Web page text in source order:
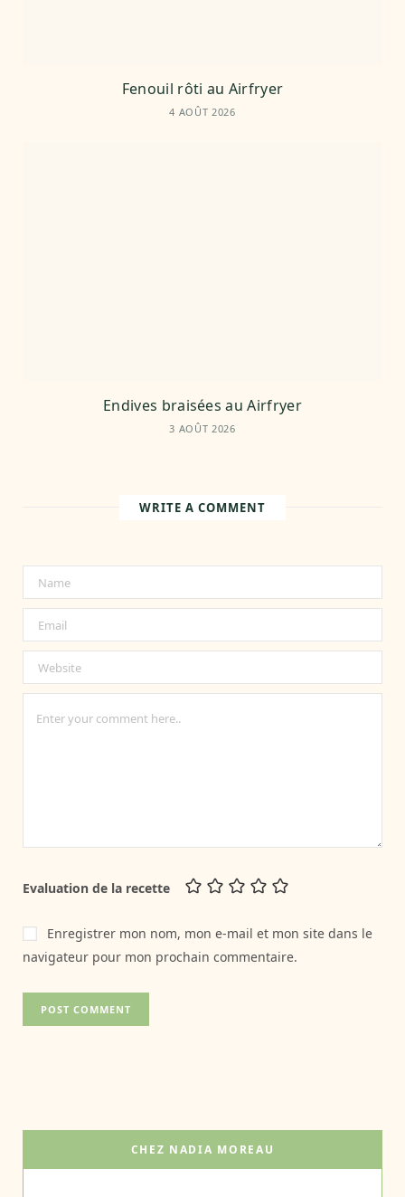
Fenouil rôti au Airfryer
4 AOÛT 2026
Endives braisées au Airfryer
3 AOÛT 2026
WRITE A COMMENT
Evaluation de la recette
Enregistrer mon nom, mon e-mail et mon site dans le
navigateur pour mon prochain commentaire.
CHEZ NADIA MOREAU